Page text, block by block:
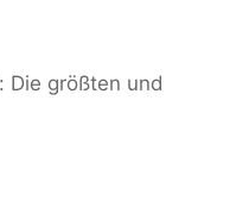
Die größten und